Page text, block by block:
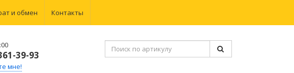
и обмен Контакты
39-93
мне!